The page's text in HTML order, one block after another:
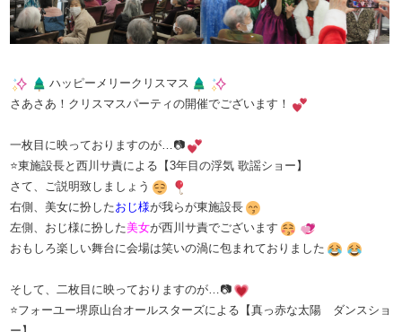
ハッピーメリークリスマス
さあさあ！クリスマスパーティの開催でございます！
一枚目に映っておりますのが…📷
⭐東施設長と西川サ責による【3年目の浮気 歌謡ショー】
さて、ご説明致しましょう
右側、美女に扮したおじ様が我らが東施設長
左側、おじ様に扮した美女が西川サ責でございます
おもしろ楽しい舞台に会場は笑いの渦に包まれておりました
そして、二枚目に映っておりますのが…📷
⭐フォーユー堺原山台オールスターズによる【真っ赤な太陽 ダンスショ